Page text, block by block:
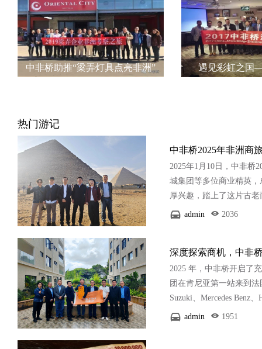
中非桥助推“梁弄灯具点亮非洲” 遇见彩虹之国
热门游记
中非桥2025年非洲商
2025年1月10日，中非桥
城集团等多位商业精英
厚兴趣，踏上了这片古
此开展一系列精心策划
admin 2036
深度探索商机，中非
2025 年，中非桥开启了
团在肯尼亚第一站来到法
Suzuki、Mercedes Benz
了不同消费者的需求。
admin 1951